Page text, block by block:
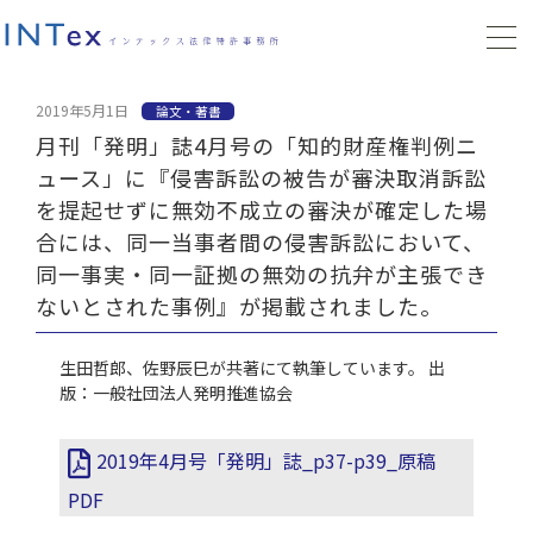
2019年5月1日 論文・著書
月刊「発明」誌4月号の「知的財産権判例ニ
ュース」に『侵害訴訟の被告が審決取消訴訟
を提起せずに無効不成立の審決が確定した場
合には、同一当事者間の侵害訴訟において、
同一事実・同一証拠の無効の抗弁が主張でき
ないとされた事例』が掲載されました。
生田哲郎、佐野辰巳が共著にて執筆しています。 出
版：一般社団法人発明推進協会
2019年4月号「発明」誌_p37-p39_原稿
PDF